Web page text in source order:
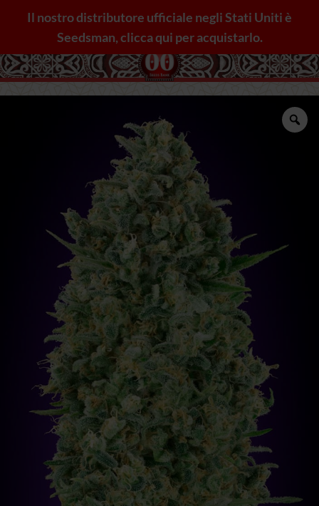
Il nostro distributore ufficiale negli Stati Uniti è
Seedsman, clicca qui per acquistarlo.